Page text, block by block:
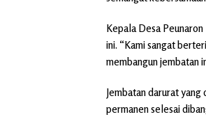
Kepala Desa
ini. “Kami sangat
membangun jembatan
Jembatan darurat
permanen selesai